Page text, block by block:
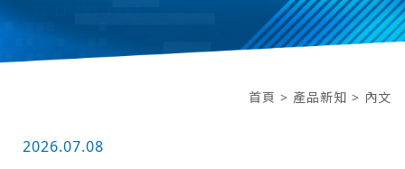
首頁 > 產品新知 > 內文
2026.07.08